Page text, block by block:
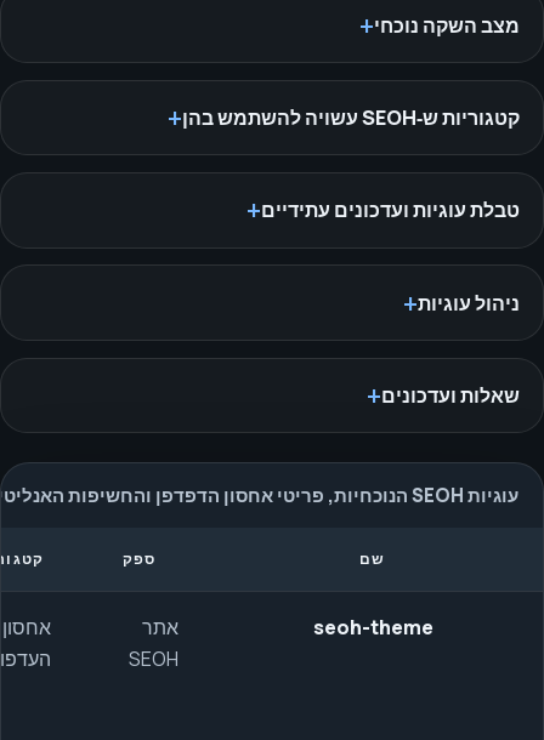
מצב השקה נוכחי
קטגוריות ש‑SEOH עשויה להשתמש בהן
טבלת עוגיות ועדכונים עתידיים
ניהול עוגיות
שאלות ועדכונים
עוגיות SEOH הנוכחיות, פריטי אחסון הדפדפן והחשיפות האנליטיות
שם ספק
seoh-theme
אתר
SEOH
אחסון